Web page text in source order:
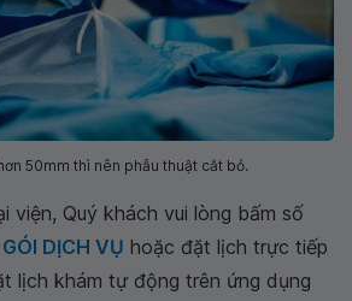
50mm thì nên phẫu thuật cắt bỏ.
viện, Quý khách vui lòng bấm số
GÓI DỊCH VỤ hoặc đặt lịch trực tiếp
lịch khám tự động trên ứng dụng